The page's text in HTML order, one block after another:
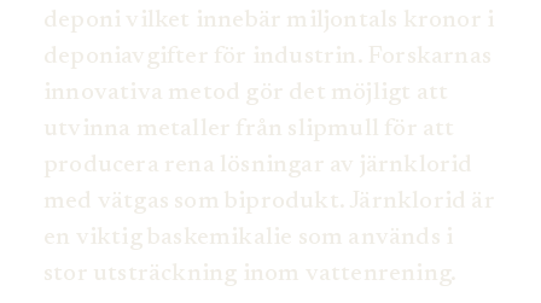
deponi vilket innebär miljontals kronor i
deponiavgifter för industrin. Forskarnas
innovativa metod gör det möjligt att
utvinna metaller från slipmull för att
producera rena lösningar av järnklorid
med vätgas som biprodukt. Järnklorid är
en viktig baskemikalie som används i
stor utsträckning inom vattenrening.